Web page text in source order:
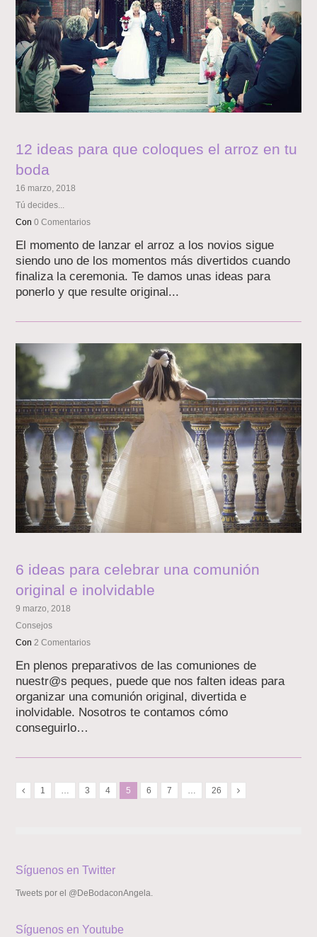
12 ideas para que coloques el arroz en tu
boda
16 marzo, 2018
Tú decides...
Con0 Comentarios
El momento de lanzar el arroz a los novios sigue
siendo uno de los momentos más divertidos cuando
finaliza la ceremonia. Te damos unas ideas para
ponerlo y que resulte original...
6 ideas para celebrar una comunión
original e inolvidable
9 marzo, 2018
Consejos
Con2 Comentarios
En plenos preparativos de las comuniones de
nuestr@s peques, puede que nos falten ideas para
organizar una comunión original, divertida e
inolvidable. Nosotros te contamos cómo
conseguirlo…
1 … 3 4 5 6 7 … 26
Síguenos en Twitter
Tweets por el @DeBodaconAngela.
Síguenos en Youtube